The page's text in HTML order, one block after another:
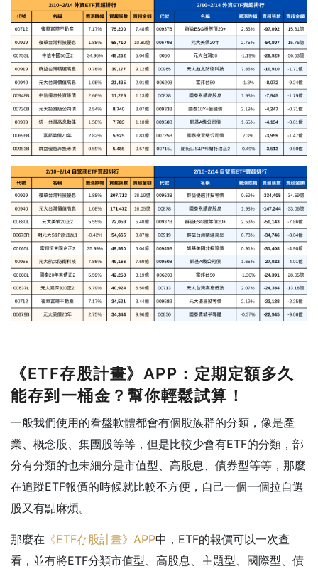
《ETF存股計畫》APP：定期定額多久
能存到一桶金 ？幫你輕鬆試算！
一般我們使用的看盤軟體都會有個股族群的分類，像是產
業、概念股、集團股等等，但是比較少會有ETF的分類，部
分有分類的也未細分是市值型、高股息、債券型等等，那麼
在追蹤ETF報價的時候就比較不方便，自己一個一個拉自選
股又有點麻煩。
那麼在 《ETF存股計畫》APP中，ETF的報價可以一次查
看，並有將ETF分類市值型、高股息、主題型、國際型、債